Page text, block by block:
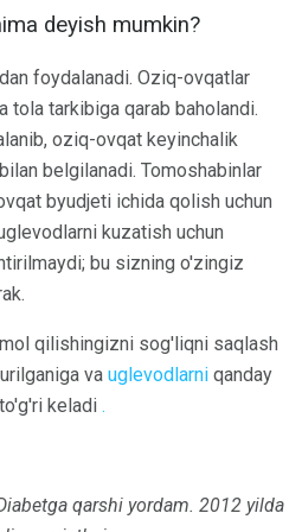
deyish mumkin?
foydalanadi. Oziq-ovqatlar
tola tarkibiga qarab baholandi.
oziq-ovqat keyinchalik
belgilanadi. Tomoshabinlar
byudjeti ichida qolish uchun
kuzatish uchun
bu sizning o'zingiz
qilishingizni sog'liqni saqlash
va uglevodlarni qanday
keladi .
qarshi yordam. 2012 yilda